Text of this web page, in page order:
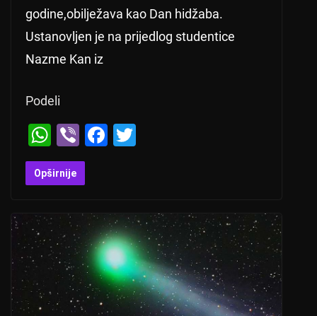
godine,obilježava kao Dan hidžaba.
Ustanovljen je na prijedlog studentice
Nazme Kan iz
Podeli
W
h
at
A
p
p
Vi
b
er
F
b
o
o
k
Opširnije